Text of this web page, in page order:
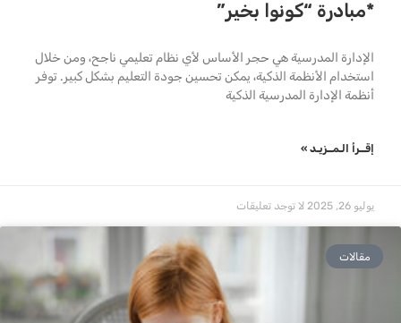
*مبادرة “كونوا بخير”
الإدارة المدرسية هي حجر الأساس لأي نظام تعليمي ناجح، ومن خلال
استخدام الأنظمة الذكية، يمكن تحسين جودة التعليم بشكل كبير. توفر
أنظمة الإدارة المدرسية الذكية
إقــرأ الـمــزيـد »
يوليو 26, 2025 لا توجد تعليقات
مقالات